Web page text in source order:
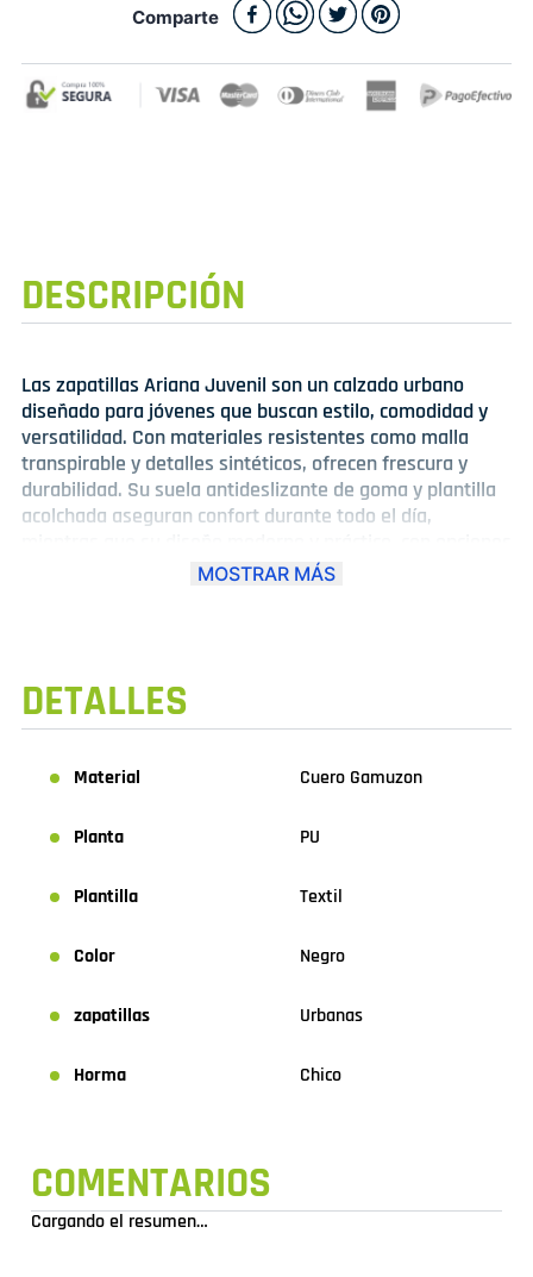
Comparte
DESCRIPCIÓN
Las zapatillas Ariana Juvenil son un calzado urbano
diseñado para jóvenes que buscan estilo, comodidad y
versatilidad. Con materiales resistentes como malla
transpirable y detalles sintéticos, ofrecen frescura y
durabilidad. Su suela antideslizante de goma y plantilla
acolchada aseguran confort durante todo el día,
de cierre de cordones o velcro, las convierte en ideales
MOSTRAR MÁS
DETALLES
Material Cuero Gamuzon
Planta PU
Plantilla Textil
Color Negro
zapatillas Urbanas
Horma Chico
COMENTARIOS
Cargando el resumen…